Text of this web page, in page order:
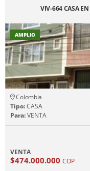
VIV-664 CASA
AMPLIO
Colombia
Tipo:CASA
Para:VENTA
VENTA
$474.000.000 COP